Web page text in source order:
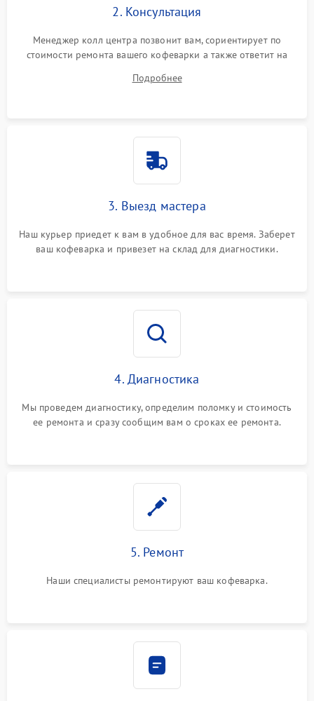
2. Консультация
Менеджер колл центра позвонит вам, сориентирует по
стоимости ремонта вашего кофеварки а также ответит на
Подробнее
3. Выезд мастера
Наш курьер приедет к вам в удобное для вас время. Заберет
ваш кофеварка и привезет на склад для диагностики.
4. Диагностика
Мы проведем диагностику, определим поломку и стоимость
ее ремонта и сразу сообщим вам о сроках ее ремонта.
5. Ремонт
Наши специалисты ремонтируют ваш кофеварка.